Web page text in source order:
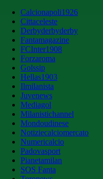
Calcionapoli1926
Cittaceleste
Derbyderbyderby
Fantamagazine
FCInter1908
Forzaroma
Golssip
Hellas1903
Ilmilanista
Juvenews
Mediagol
Milanistichannel
Mondoudinese
Notiziecalciomercato
Numericalcio
Padovasport
Pianetamilan
SOS Fanta